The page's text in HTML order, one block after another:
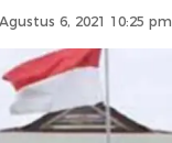
Agustus 6, 2021 10:25 pm